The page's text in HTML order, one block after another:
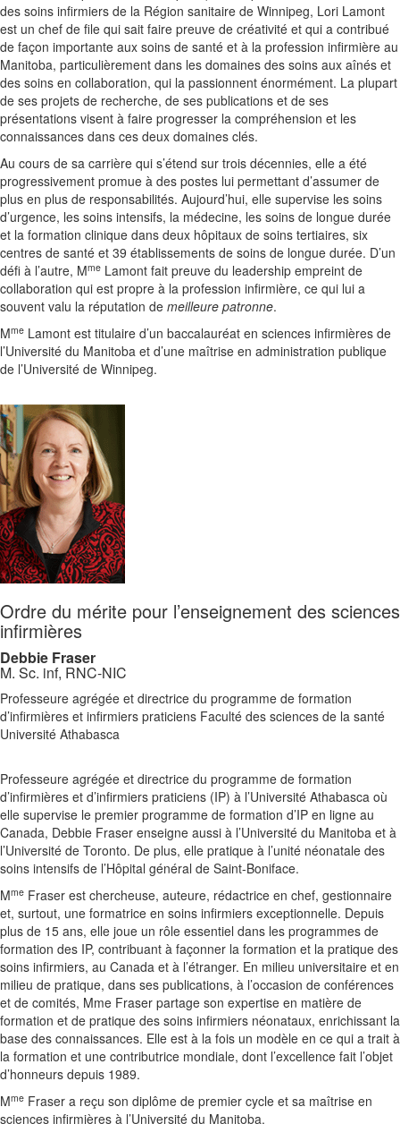
des soins infirmiers de la Région sanitaire de Winnipeg, Lori Lamont
est un chef de file qui sait faire preuve de créativité et qui a contribué
de façon importante aux soins de santé et à la profession infirmière au
Manitoba, particulièrement dans les domaines des soins aux aînés et
des soins en collaboration, qui la passionnent énormément. La plupart
de ses projets de recherche, de ses publications et de ses
présentations visent à faire progresser la compréhension et les
connaissances dans ces deux domaines clés.
Au cours de sa carrière qui s’étend sur trois décennies, elle a été
progressivement promue à des postes lui permettant d’assumer de
plus en plus de responsabilités. Aujourd’hui, elle supervise les soins
d’urgence, les soins intensifs, la médecine, les soins de longue durée
et la formation clinique dans deux hôpitaux de soins tertiaires, six
centres de santé et 39 établissements de soins de longue durée. D’un
défi à l’autre, Mme Lamont fait preuve du leadership empreint de
collaboration qui est propre à la profession infirmière, ce qui lui a
souvent valu la réputation de meilleure patronne.
Mme Lamont est titulaire d’un baccalauréat en sciences infirmières de
l’Université du Manitoba et d’une maîtrise en administration publique
de l’Université de Winnipeg.
Ordre du mérite pour l’enseignement des sciences
infirmières
Debbie Fraser
M. Sc. inf, RNC-NIC
Professeure agrégée et directrice du programme de formation
d’infirmières et infirmiers praticiens Faculté des sciences de la santé
Université Athabasca
Professeure agrégée et directrice du programme de formation
d’infirmières et d’infirmiers praticiens (IP) à l’Université Athabasca où
elle supervise le premier programme de formation d’IP en ligne au
Canada, Debbie Fraser enseigne aussi à l’Université du Manitoba et à
l’Université de Toronto. De plus, elle pratique à l’unité néonatale des
soins intensifs de l’Hôpital général de Saint-Boniface.
Mme Fraser est chercheuse, auteure, rédactrice en chef, gestionnaire
et, surtout, une formatrice en soins infirmiers exceptionnelle. Depuis
plus de 15 ans, elle joue un rôle essentiel dans les programmes de
formation des IP, contribuant à façonner la formation et la pratique des
soins infirmiers, au Canada et à l’étranger. En milieu universitaire et en
milieu de pratique, dans ses publications, à l’occasion de conférences
et de comités, Mme Fraser partage son expertise en matière de
formation et de pratique des soins infirmiers néonataux, enrichissant la
base des connaissances. Elle est à la fois un modèle en ce qui a trait à
la formation et une contributrice mondiale, dont l’excellence fait l’objet
d’honneurs depuis 1989.
Mme Fraser a reçu son diplôme de premier cycle et sa maîtrise en
sciences infirmières à l’Université du Manitoba.